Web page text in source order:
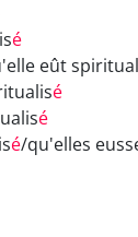
é
eût
é
é
é/qu'elles